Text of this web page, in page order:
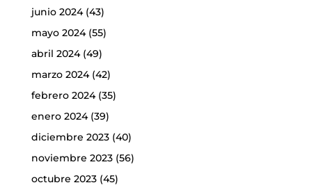
junio 2024(43)
mayo 2024(55)
abril 2024(49)
marzo 2024(42)
febrero 2024(35)
enero 2024(39)
diciembre 2023(40)
noviembre 2023(56)
octubre 2023(45)